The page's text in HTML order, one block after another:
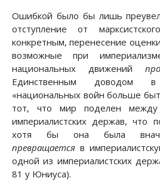
Ошибкой было бы лишь
отступление от
конкретным, перенесение
возможные при
национальных движений
Единственным доводом
«национальных войн больше
тот, что мир поделен между
империалистских держав, что
хотя бы она была
превращается в
одной из империалистских
81 у Юниуса).